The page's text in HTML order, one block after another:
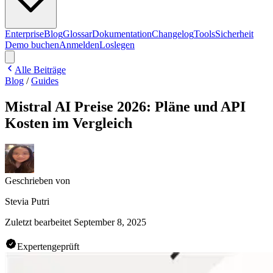
EnterpriseBlogGlossarDokumentationChangelogToolsSicherheit
Demo buchenAnmeldenLoslegen
Alle Beiträge
Blog /Guides
Mistral AI Preise 2026: Pläne und API
Kosten im Vergleich
Geschrieben von
Stevia Putri
Zuletzt bearbeitet September 8, 2025
Expertengeprüft